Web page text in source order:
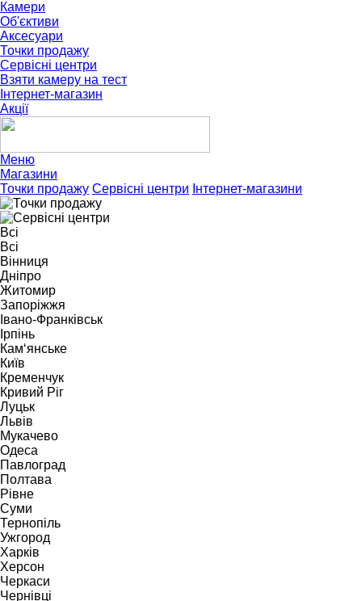
Камери
Об'єктиви
Аксесуари
Точки продажу
Сервісні центри
Взяти камеру на тест
Інтернет-магазин
Акції
Меню
Магазини
Точки продажу Сервісні центри Інтернет-магазини
Точки продажу
Сервісні центри
Всі
Всі
Вінниця
Дніпро
Житомир
Запоріжжя
Івано-Франківськ
Ірпінь
Кам‘янське
Київ
Кременчук
Кривий Ріг
Луцьк
Львів
Мукачево
Одеса
Павлоград
Полтава
Рівне
Суми
Тернопіль
Ужгород
Харків
Херсон
Черкаси
Чернівці